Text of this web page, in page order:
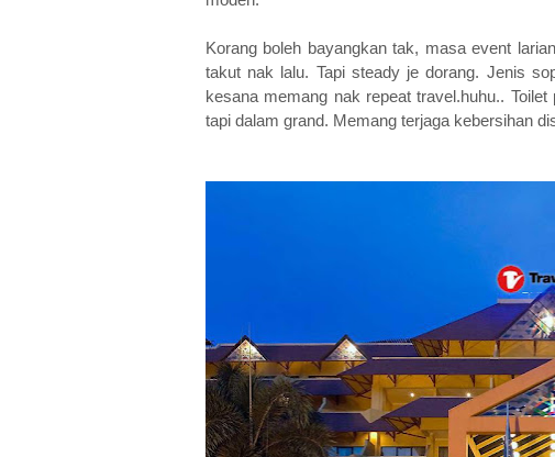
Korang boleh bayangkan tak, masa event
takut nak lalu. Tapi steady je dorang. Jenis
kesana memang nak repeat travel.huhu..
tapi dalam grand. Memang terjaga kebersihan